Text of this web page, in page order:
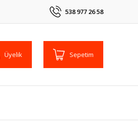
538 977 26 58
Üyelik Sepetim